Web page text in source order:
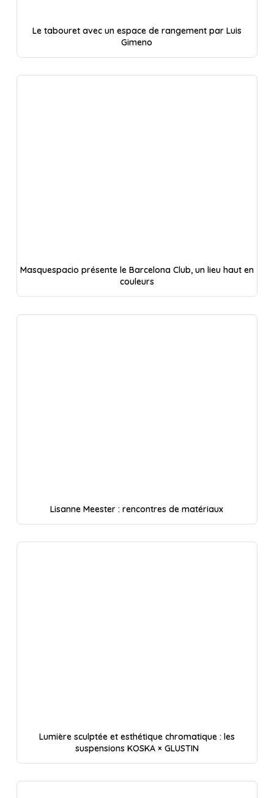
Le tabouret avec un espace de rangement par Luis
Gimeno
Masquespacio présente le Barcelona Club, un lieu haut en
couleurs
Lisanne Meester : rencontres de matériaux
Lumière sculptée et esthétique chromatique : les
suspensions KOSKA × GLUSTIN